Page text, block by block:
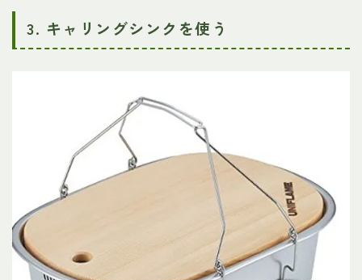
3. キャリングシンクを使う